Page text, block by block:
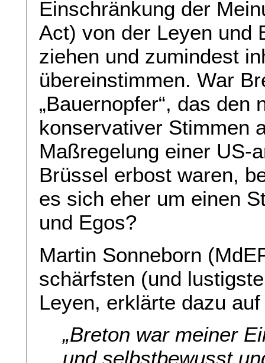
Einschränkung der
Act) von der Leyen und
ziehen und zumindest
übereinstimmen. War
„Bauernopfer“, das den
konservativer Stimmen
Maßregelung einer US-
Brüssel erbost waren,
es sich eher um einen
und Egos?
Martin Sonneborn
schärfsten (und
Leyen, erklärte dazu
„Breton war meiner
und selbstbewusst